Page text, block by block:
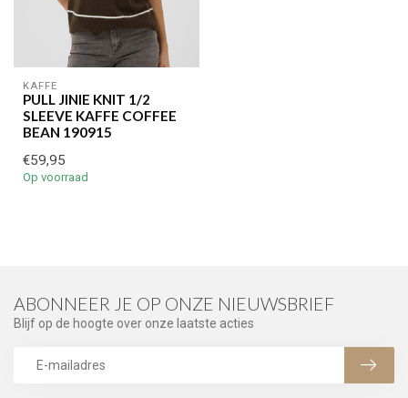
KAFFE
PULL JINIE KNIT 1/2
SLEEVE KAFFE COFFEE
BEAN 190915
€59,95
Op voorraad
ABONNEER JE OP ONZE NIEUWSBRIEF
Blijf op de hoogte over onze laatste acties